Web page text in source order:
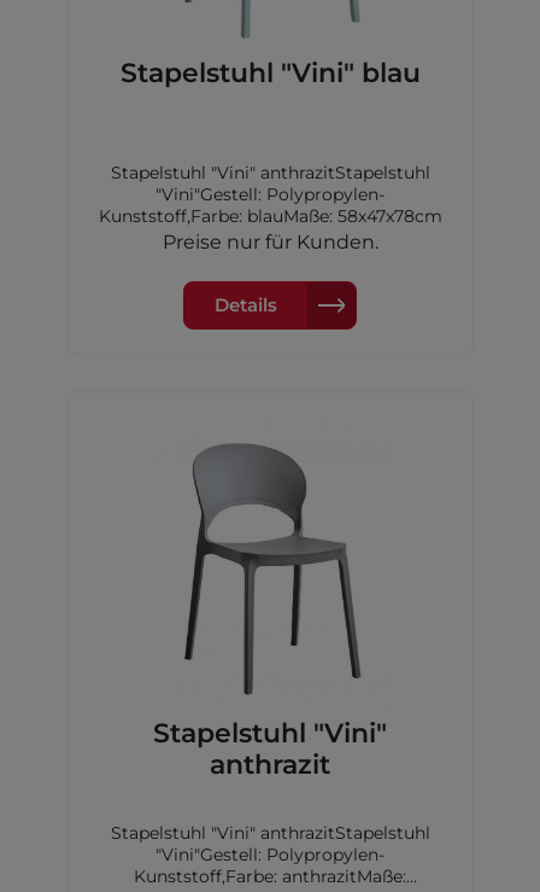
Stapelstuhl "Vini" blau
Stapelstuhl "Vini" anthrazitStapelstuhl
"Vini"Gestell: Polypropylen-
Kunststoff,Farbe: blauMaße: 58x47x78cm
Preise nur für Kunden.
Details
Stapelstuhl "Vini"
anthrazit
Stapelstuhl "Vini" anthrazitStapelstuhl
"Vini"Gestell: Polypropylen-
Kunststoff,Farbe: anthrazitMaße: